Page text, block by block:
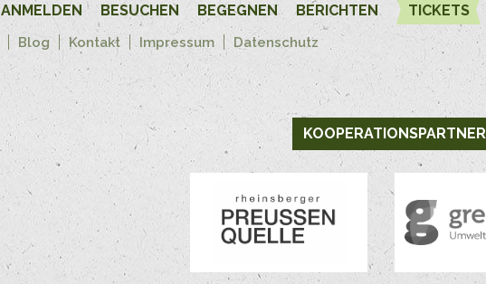
ANMELDEN BESUCHEN BEGEGNEN BERICHTEN TICKETS
Blog Kontakt Impressum Datenschutz
KOOPERATIONSPARTNER